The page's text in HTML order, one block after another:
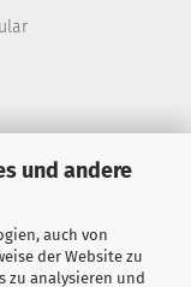
und andere
auch von
der Website zu
zu analysieren und